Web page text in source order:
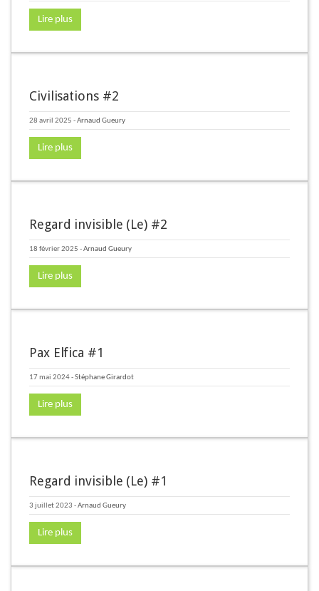
Lire plus
Civilisations #2
28 avril 2025 -Arnaud Gueury
Lire plus
Regard invisible (Le) #2
18 février 2025 -Arnaud Gueury
Lire plus
Pax Elfica #1
17 mai 2024-Stéphane Girardot
Lire plus
Regard invisible (Le) #1
3 juillet 2023 -Arnaud Gueury
Lire plus